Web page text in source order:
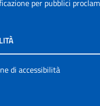
per pubblici
di accessibilità